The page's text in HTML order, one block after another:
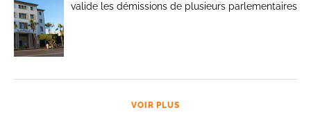
valide les démissions de plusieurs parlementaires
VOIR PLUS